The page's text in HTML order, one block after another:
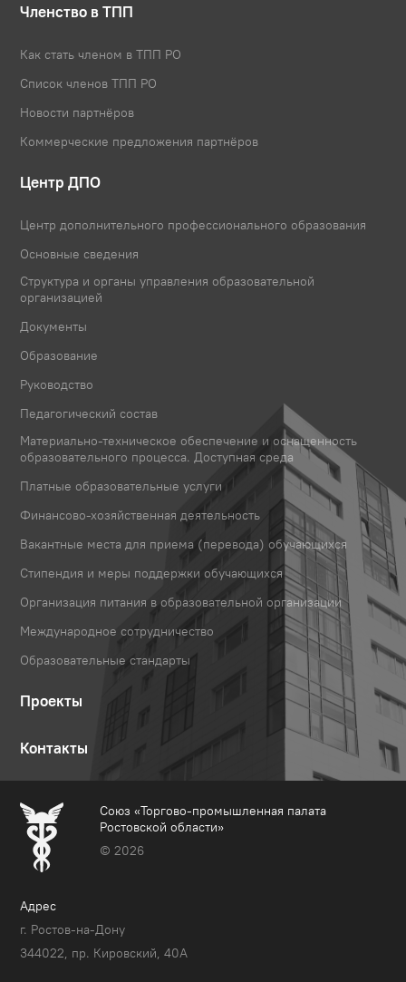
Членство в ТПП
Как стать членом в ТПП РО
Список членов ТПП РО
Новости партнёров
Коммерческие предложения партнёров
Центр ДПО
Центр дополнительного профессионального образования
Основные сведения
Структура и органы управления образовательной
организацией
Документы
Образование
Руководство
Педагогический состав
Материально-техническое обеспечение и оснащенность
образовательного процесса. Доступная среда
Платные образовательные услуги
Финансово-хозяйственная деятельность
Вакантные места для приема (перевода) обучающихся
Стипендия и меры поддержки обучающихся
Организация питания в образовательной организации
Международное сотрудничество
Образовательные стандарты
Проекты
Контакты
Союз «Торгово-промышленная палата
Ростовской области»
© 2026
Адрес
г. Ростов-на-Дону
344022, пр. Кировский, 40A